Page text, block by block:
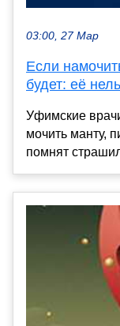
03:00, 27 Мар
Если
будет: её
Уфимские
мочить манту,
помнят